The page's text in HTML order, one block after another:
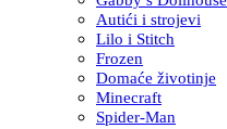
Autići i strojevi
Lilo i Stitch
Frozen
Domaće životinje
Minecraft
Spider-Man